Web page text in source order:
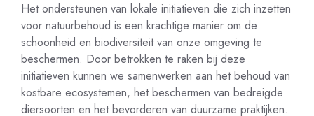
Het ondersteunen van lokale initiatieven die zich inzetten
voor natuurbehoud is een krachtige manier om de
schoonheid en biodiversiteit van onze omgeving te
beschermen. Door betrokken te raken bij deze
initiatieven kunnen we samenwerken aan het behoud van
kostbare ecosystemen, het beschermen van bedreigde
diersoorten en het bevorderen van duurzame praktijken.